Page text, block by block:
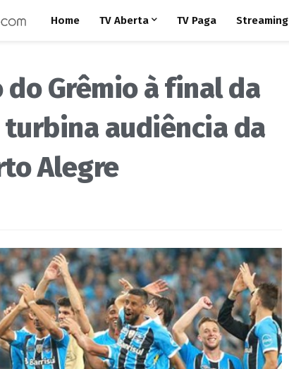
Home TV Aberta TV Paga Streaming
Grêmio à final da
audiência da
Alegre